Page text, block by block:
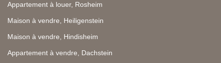
Appartement à louer, Rosheim
Maison à vendre, Heiligenstein
Maison à vendre, Hindisheim
Appartement à vendre, Dachstein